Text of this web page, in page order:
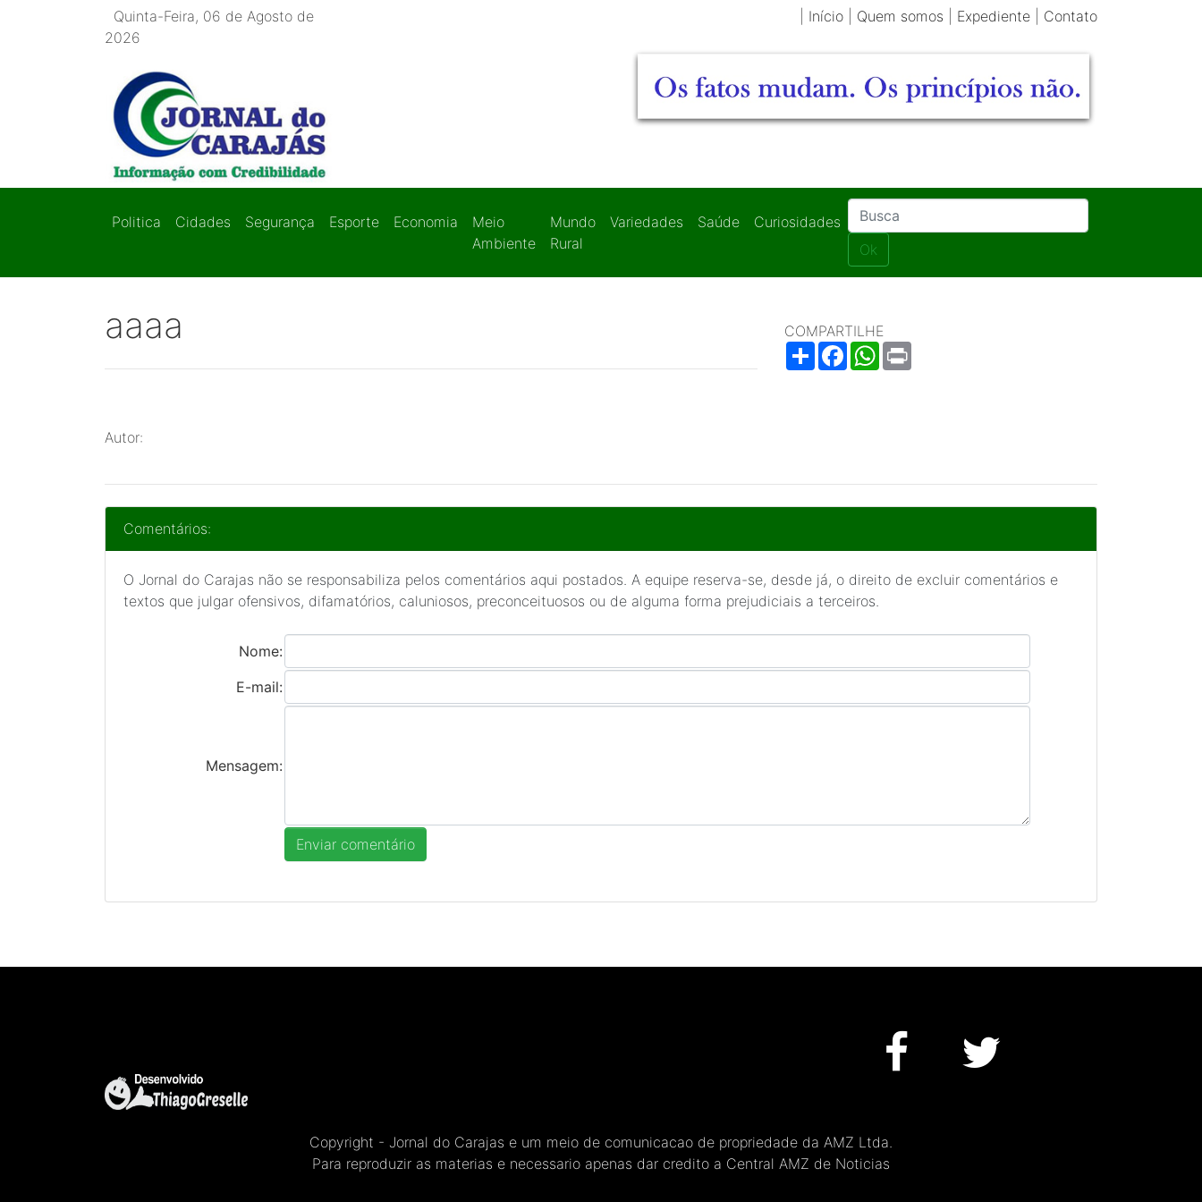
Quinta-Feira, 06 de Agosto de
2026
Início Quem somos Expediente Contato
Politica Cidades Segurança Esporte Economia
Meio
Ambiente
Mundo
Rural
Variedades Saúde
Curiosidades
Ok
aaaa
COMPARTILHE
ShareFacebookWhatsApp
Autor:
Comentários:
O Jornal do Carajas não se responsabiliza pelos comentários aqui postados. A equipe reserva-se, desde já, o direito de excluir comentários e
textos que julgar ofensivos, difamatórios, caluniosos, preconceituosos ou de alguma forma prejudiciais a terceiros.
Nome:
E-mail:
Mensagem:
Copyright - Jornal do Carajas e um meio de comunicacao de propriedade da AMZ Ltda.
Para reproduzir as materias e necessario apenas dar credito a Central AMZ de Noticias